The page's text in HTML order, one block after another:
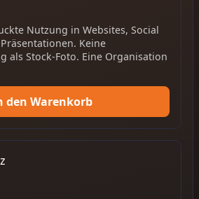
Nutzung in Websites, Social
Keine
als Stock-Foto. Eine Organisation
den Warenkorb